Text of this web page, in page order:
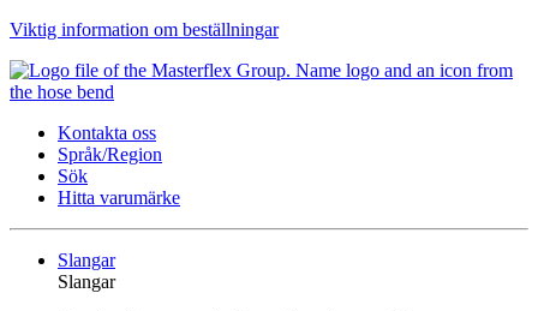
Viktig information om beställningar
Kontakta oss
Språk/Region
Sök
Hitta varumärke
Slangar
Slangar